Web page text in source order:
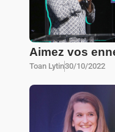
Aimez vos
Toan Lytin30/10/2022